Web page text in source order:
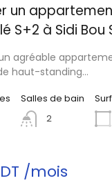
un
S+2 à Sidi Bou
agréable
haut-standing…
Salles de bain
2
/mois